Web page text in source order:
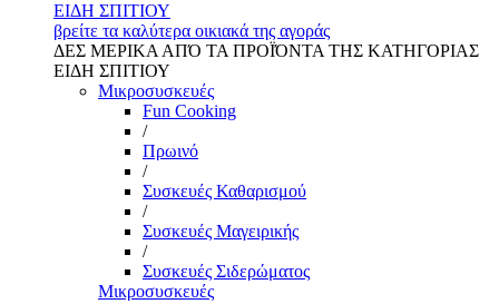
ΕΙΔΗ ΣΠΙΤΙΟΥ
βρείτε τα καλύτερα οικιακά της αγοράς
ΔΕΣ ΜΕΡΙΚΑ ΑΠΌ ΤΑ ΠΡΟΪΌΝΤΑ ΤΗΣ ΚΑΤΗΓΟΡΙΑΣ
ΕΙΔΗ ΣΠΙΤΙΟΥ
Μικροσυσκευές
Fun Cooking
/
Πρωινό
/
Συσκευές Καθαρισμού
/
Συσκευές Μαγειρικής
/
Συσκευές Σιδερώματος
Μικροσυσκευές